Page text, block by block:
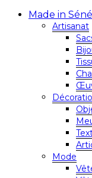
Made in
Artisanat
Mode